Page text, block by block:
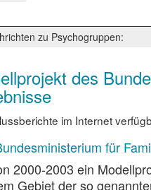
Schwingungsmatratze
zu Psychogruppen:
des
im Internet
für
2000-2003 ein
Gebiet der so